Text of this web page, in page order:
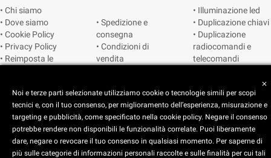
• Chi siamo
• Dove siamo
• Cookie Policy
• Privacy Policy
• Reimposta le
• Spedizione e
consegna
• Condizioni di
vendita
• Illuminazione led
• Duplicazione chiavi
• Duplicazione
radiocomandi e
telecomandi
• Video sorveglianza
Copyright © 2025 CEART | Negozio di elettronica Torino
close
Noi e terze parti selezionate utilizziamo cookie o tecnologie simili per scopi
tecnici e, con il tuo consenso, per miglioramento dell’esperienza, misurazione e
targeting e pubblicità, come specificato nella cookie policy. Negare il consenso
potrebbe rendere non disponibili le funzionalità correlate. Puoi liberamente
dare, negare o revocare il tuo consenso in qualsiasi momento. Per saperne di
più sulle categorie di informazioni personali raccolte e sulle finalità per cui tali